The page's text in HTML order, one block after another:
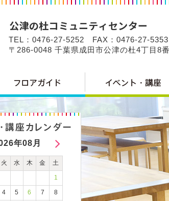
TEL：0476-27-5252 FAX：0476-27-5353
〒286-0048 千葉県成田市公津の杜4丁目8
年08月
火 水 木 金 土
1
4 5 6 7 8